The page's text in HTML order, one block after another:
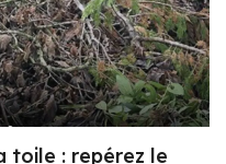
toile : repérez le